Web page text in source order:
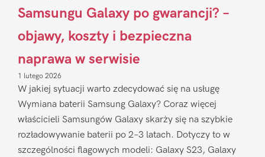
Samsungu Galaxy po gwarancji? –
objawy, koszty i bezpieczna
naprawa w serwisie
1 lutego 2026
W jakiej sytuacji warto zdecydować się na usługę
Wymiana baterii Samsung Galaxy? Coraz więcej
właścicieli Samsungów Galaxy skarży się na szybkie
rozładowywanie baterii po 2–3 latach. Dotyczy to w
szczególności flagowych modeli: Galaxy S23, Galaxy